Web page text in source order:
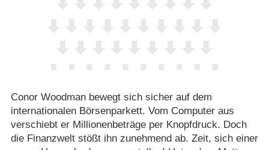
Conor Woodman bewegt sich sicher auf dem
internationalen Börsenparkett. Vom Computer aus
verschiebt er Millionenbeträge per Knopfdruck. Doch
die Finanzwelt stößt ihn zunehmend ab. Zeit, sich einer